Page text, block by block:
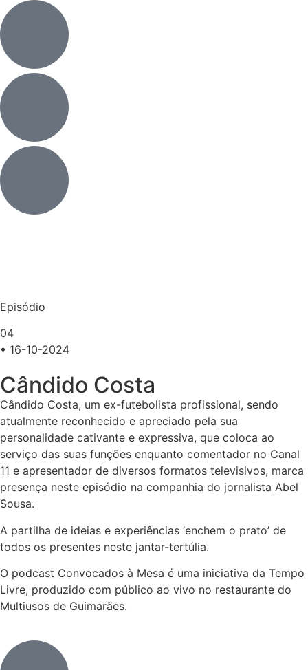
Episódio
04
• 16-10-2024
Cândido Costa
Cândido Costa, um ex-futebolista profissional, sendo
atualmente reconhecido e apreciado pela sua
personalidade cativante e expressiva, que coloca ao
serviço das suas funções enquanto comentador no Canal
11 e apresentador de diversos formatos televisivos, marca
presença neste episódio na companhia do jornalista Abel
Sousa.
A partilha de ideias e experiências ‘enchem o prato’ de
todos os presentes neste jantar-tertúlia.
O podcast Convocados à Mesa é uma iniciativa da Tempo
Livre, produzido com público ao vivo no restaurante do
Multiusos de Guimarães.